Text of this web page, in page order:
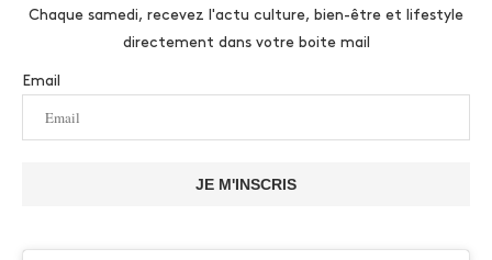
Chaque samedi, recevez l'actu culture, bien-être et lifestyle
directement dans votre boite mail
Email
JE M'INSCRIS